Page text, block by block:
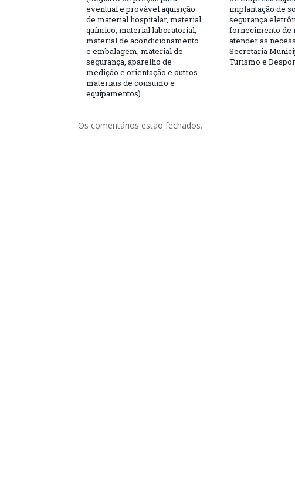
eventual e provável aquisição
de material hospitalar, material
químico, material laboratorial,
material de acondicionamento
e embalagem, material de
segurança, aparelho de
medição e orientação e outros
materiais de consumo e
equipamentos)
implantação de
segurança
fornecimento de
atender as
Secretaria
Turismo e
Os comentários estão fechados.